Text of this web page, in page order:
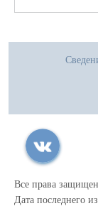
Все права
Дата последнего